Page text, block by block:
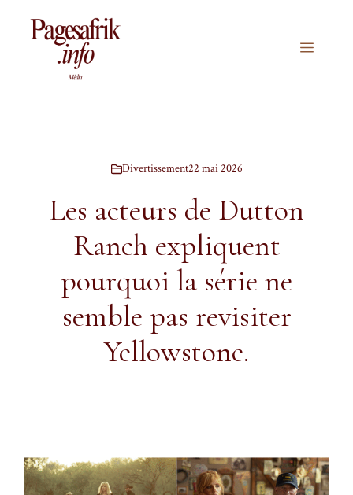
Menu
Divertissement22 mai 2026
Les acteurs de Dutton
Ranch expliquent
pourquoi la série ne
semble pas revisiter
Yellowstone.